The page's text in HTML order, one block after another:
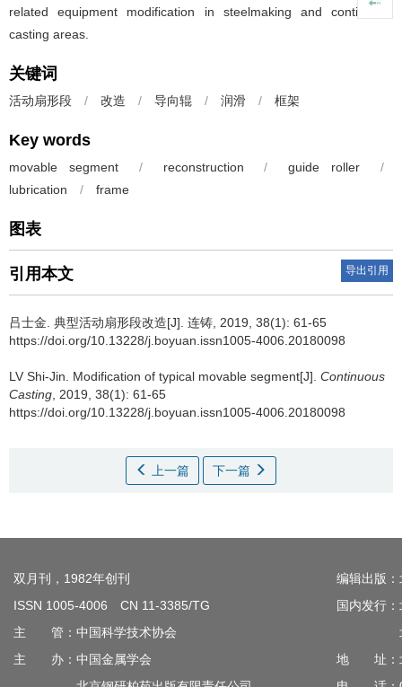
related equipment modification in steelmaking and continuous
casting areas.
关键词
活动扇形段 / 改造 / 导向辊 / 润滑 / 框架
Key words
movable segment / reconstruction / guide roller
/
lubrication
/ frame
图表
引用本文 导出引用
吕士金 典型活动扇形段改造[J]. 连铸, 2019, 38(1): 61-65
https://doi.org/10.13228/j.boyuan.issn1005-4006.20180098
LV Shi-Jin Modification of typical movable segment[J]. Continuous
Casting , 2019, 38(1): 61-65
https://doi.org/10.13228/j.boyuan.issn1005-4006.20180098
上一篇 下一篇
双月刊，1982年创刊
ISSN 1005-4006 CN 11-3385/TG
主 管：中国科学技术协会
主 办：中国金属学会
编辑出版
国内发行
北京钢
地 址：北